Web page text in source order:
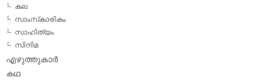
കല
സാംസ്‌കാരികം
സാഹിത്യം
സിനിമ
എഴുത്തുകാര്‍
കഥ